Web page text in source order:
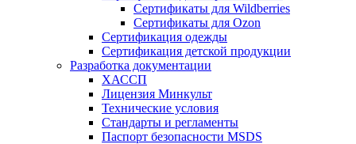
Сертификаты для Wildberries
Сертификаты для Ozon
Сертификация одежды
Сертификация детской продукции
Разработка документации
ХАССП
Лицензия Минкульт
Технические условия
Стандарты и регламенты
Паспорт безопасности MSDS